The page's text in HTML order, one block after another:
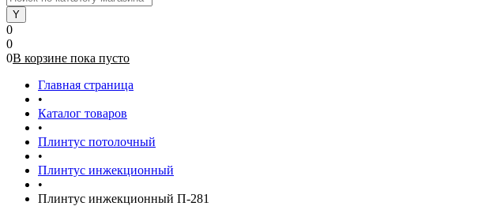
0
0
0В корзине пока пусто
Главная страница
•
Каталог товаров
•
Плинтус потолочный
•
Плинтус инжекционный
•
Плинтус инжекционный П-281